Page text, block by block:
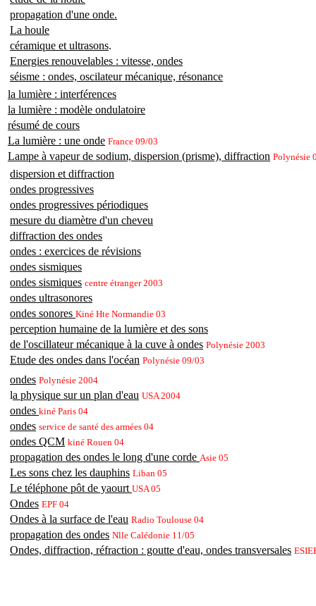
propagation d'une onde.
La houle
céramique et ultrasons.
Energies renouvelables : vitesse, ondes
séisme : ondes, oscilateur mécanique, résonance
la lumière : interférences
la lumière : modèle ondulatoire
résumé de cours
La lumière : une onde France 09/03
Lampe à vapeur de sodium, dispersion (prisme), diffraction Polynésie
dispersion et diffraction
ondes progressives
ondes progressives périodiques
mesure du diamètre d'un cheveu
diffraction des ondes
ondes : exercices de révisions
ondes sismiques
ondes sismiques centre étranger 2003
ondes ultrasonores
ondes sonores Kiné Hte Normandie 03
perception humaine de la lumière et des sons
de l'oscillateur mécanique à la cuve à ondes Polynésie 2003
Etude des ondes dans l'océan Polynésie 09/03
ondes Polynésie 2004
la physique sur un plan d'eau USA 2004
ondes kiné Paris 04
ondes service de santé des armées 04
ondes QCM kiné Rouen 04
propagation des ondes le long d'une corde Asie 05
Les sons chez les dauphins Liban 05
Le téléphone pôt de yaourt USA 05
Ondes EPF 04
Ondes à la surface de l'eau Radio Toulouse 04
propagation des ondes Nlle Calédonie 11/05
Ondes, diffraction, réfraction : goutte d'eau, ondes transversales